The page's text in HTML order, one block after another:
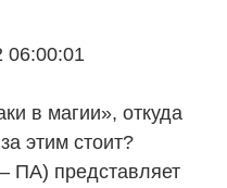
06:00:01
в магии», откуда
этим стоит?
ПА) представляет